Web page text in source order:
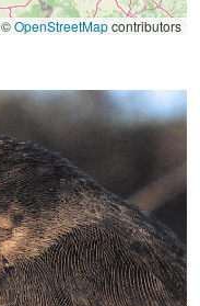
©OpenStreetMapcontributors